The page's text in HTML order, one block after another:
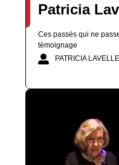
Patricia
Ces passés qui ne
témoignage
PATRICIA LAVELLE